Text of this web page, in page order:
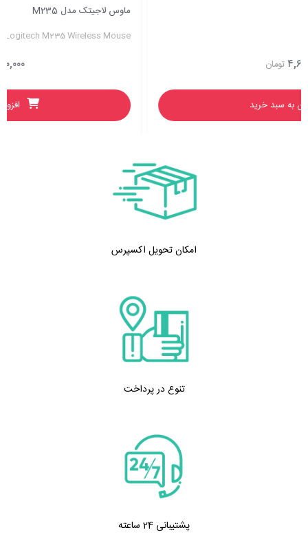
افزودن به سبد خرید
امکان تحویل اکسپرس
تنوع در پرداخت
پشتیبانی 24 ساعته